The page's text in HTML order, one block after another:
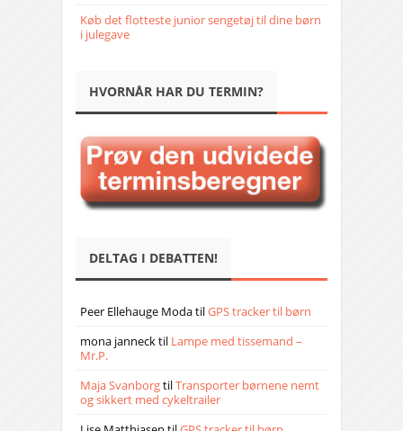
Køb det flotteste junior sengetøj til dine børn
i julegave
HVORNÅR HAR DU TERMIN?
DELTAG I DEBATTEN!
Peer Ellehauge ModatilGPS tracker til børn
mona jannecktil Lampe med tissemand –
Mr.P.
Maja SvanborgtilTransporter børnene nemt
og sikkert med cykeltrailer